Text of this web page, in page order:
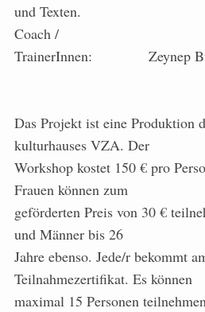
und Texten.
Coach /
TrainerInnen: Zeynep
Das Projekt ist eine Produktion
kulturhauses VZA. Der
Workshop kostet 150 € pro
Frauen können zum
geförderten Preis von 30 €
und Männer bis 26
Jahre ebenso. Jede/r bekommt
Teilnahmezertifikat. Es können
maximal 15 Personen